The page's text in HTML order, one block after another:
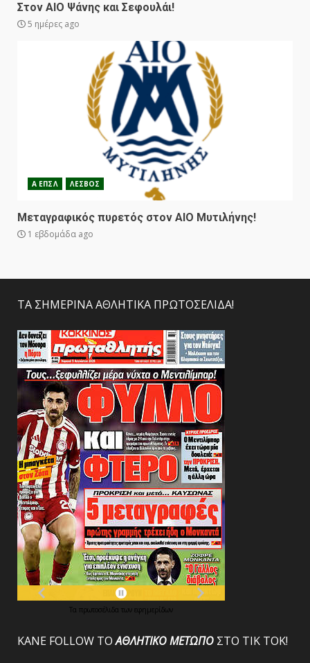
Στον ΑΙΟ Ψάνης και Σεφουλάι!
5 ημέρες ago
Α ΕΠΣΛ ΛΕΣΒΟΣ
Μεταγραφικός πυρετός στον ΑΙΟ Μυτιλήνης!
1 εβδομάδα ago
ΤΑ ΣΗΜΕΡΙΝΑ ΑΘΛΗΤΙΚΑ ΠΡΩΤΟΣΕΛΙΔΑ!
Τα πρωτοσέλιδα των εφημερίδων
ΚΑΝΕ FOLLOW ΤΟΑΘΛΗΤΙΚΟΜΕΤΩΠΟ ΣΤΟ ΤΙΚ ΤΟΚ!